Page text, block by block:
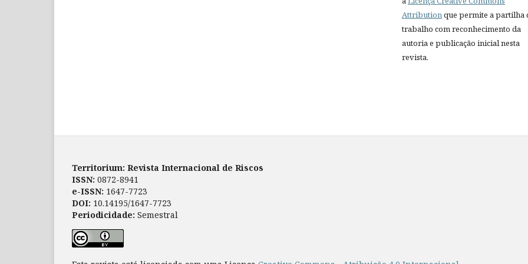
Attributionque permite a partilha
trabalho com reconhecimento da
autoria e publicação inicial nesta
revista.
Territorium: Revista Internacional de Riscos
ISSN: 0872-8941
e-ISSN: 1647-7723
DOI: 10.14195/1647-7723
Periodicidade: Semestral